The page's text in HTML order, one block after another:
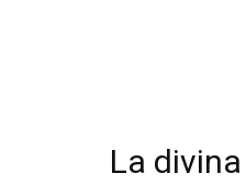
La divina